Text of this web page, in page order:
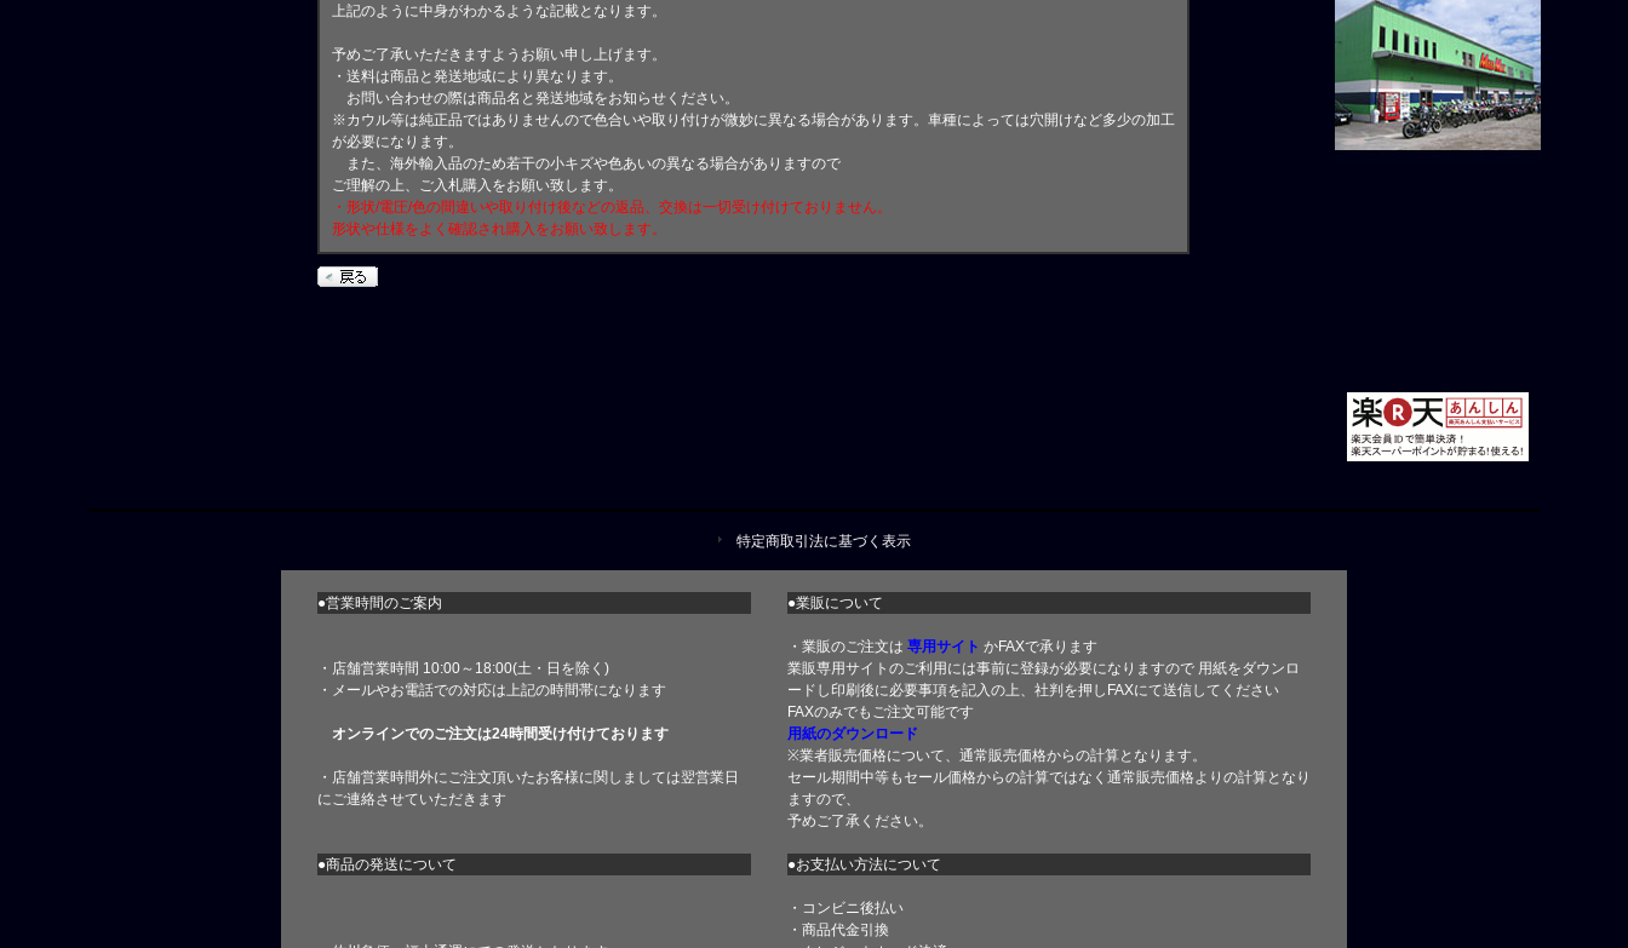
上記のように中身がわかるような記載となります。
予めご了承いただきますようお願い申し上げます。
・送料は商品と発送地域により異なります。
お問い合わせの際は商品名と発送地域をお知らせください。
※カウル等は純正品ではありませんので色合いや取り付けが微妙に異なる場合があります。車種によっては穴開けなど多少の加工
が必要になります。
また、海外輸入品のため若干の小キズや色あいの異なる場合がありますので
ご理解の上、ご入札購入をお願い致します。
・形状/電圧/色の間違いや取り付け後などの返品、交換は一切受け付けておりません。
形状や仕様をよく確認され購入をお願い致します。
特定商取引法に基づく表示
●営業時間のご案内 ●業販について
・店舗営業時間 10:00～18:00(土・日を除く)
・メールやお電話での対応は上記の時間帯になります
オンラインでのご注文は24時間受け付けております
・店舗営業時間外にご注文頂いたお客様に関しましては翌営業日
にご連絡させていただきます
・業販のご注文は 専用サイト かFAXで承ります
業販専用サイトのご利用には事前に登録が必要になりますので 用紙をダウンロ
ードし印刷後に必要事項を記入の上、社判を押しFAXにて送信してください
FAXのみでもご注文可能です
用紙のダウンロード
※業者販売価格について、通常販売価格からの計算となります。
セール期間中等もセール価格からの計算ではなく通常販売価格よりの計算となり
ますので、
予めご了承ください。
●商品の発送について ●お支払い方法について
・コンビニ後払い
・商品代金引換